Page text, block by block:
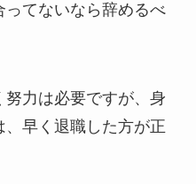
ってないなら辞めるべ
力は必要ですが、身
早く退職した方が正